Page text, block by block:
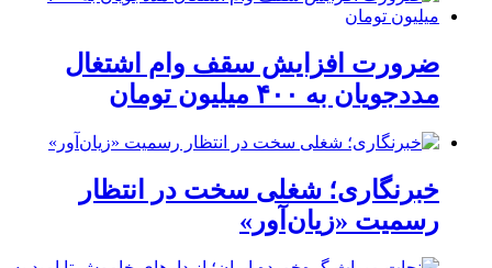
ضرورت افزایش سقف وام اشتغال
مددجویان به ۴۰۰ میلیون تومان
خبرنگاری؛ شغلی سخت در انتظار
رسمیت «زیان‌آور»